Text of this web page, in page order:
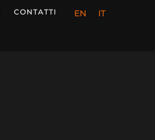
CONTATTI EN IT